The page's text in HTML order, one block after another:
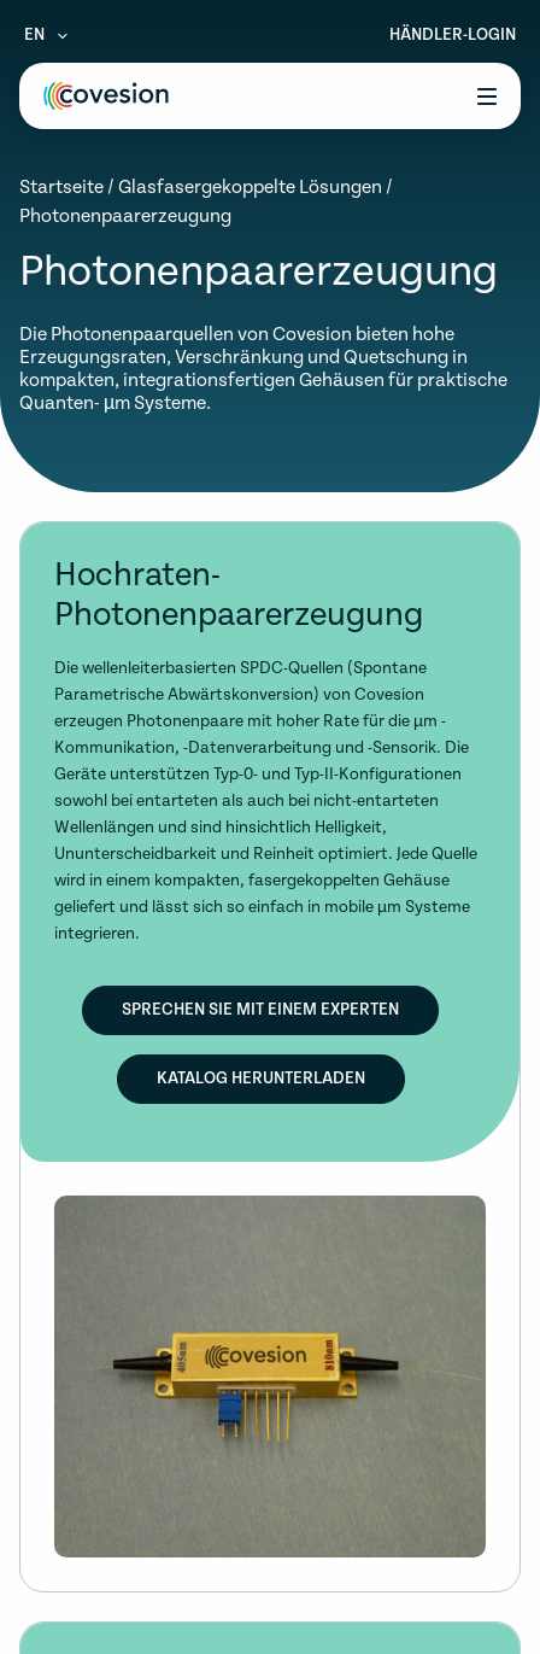
menu
menu
menu
EN HÄNDLER-LOGIN
Startseite / Glasfasergekoppelte Lösungen /
Photonenpaarerzeugung
Photonenpaarerzeugung
Die Photonenpaarquellen von Covesion bieten hohe
Erzeugungsraten, Verschränkung und Quetschung in
kompakten, integrationsfertigen Gehäusen für praktische
Quanten- µm Systeme.
Hochraten-
Photonenpaarerzeugung
Die wellenleiterbasierten SPDC-Quellen (Spontane
Parametrische Abwärtskonversion) von Covesion
erzeugen Photonenpaare mit hoher Rate für die µm -
Kommunikation, -Datenverarbeitung und -Sensorik. Die
Geräte unterstützen Typ-0- und Typ-II-Konfigurationen
sowohl bei entarteten als auch bei nicht-entarteten
Wellenlängen und sind hinsichtlich Helligkeit,
Ununterscheidbarkeit und Reinheit optimiert. Jede Quelle
wird in einem kompakten, fasergekoppelten Gehäuse
geliefert und lässt sich so einfach in mobile µm Systeme
integrieren.
SPRECHEN SIE MIT EINEM EXPERTEN
KATALOG HERUNTERLADEN